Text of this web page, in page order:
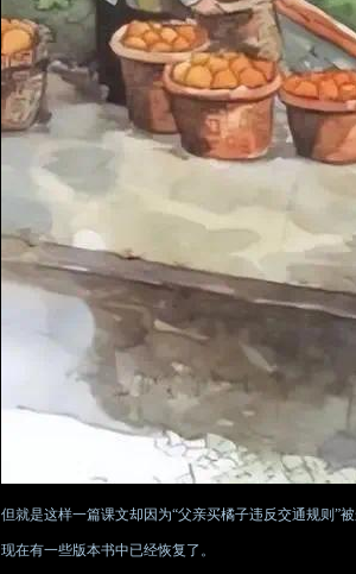
但就是这样一篇课文却因为“父亲买橘子违反交通规则”
现在有一些版本书中已经恢复了。